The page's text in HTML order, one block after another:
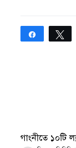
Share
গাংনীতে ১০টি